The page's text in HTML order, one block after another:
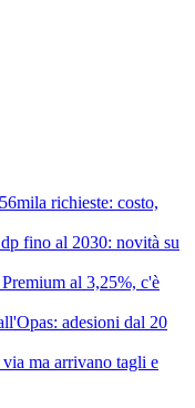
richieste: costo,
fino al 2030: novità su
al 3,25%, c'è
adesioni dal 20
ma arrivano tagli e